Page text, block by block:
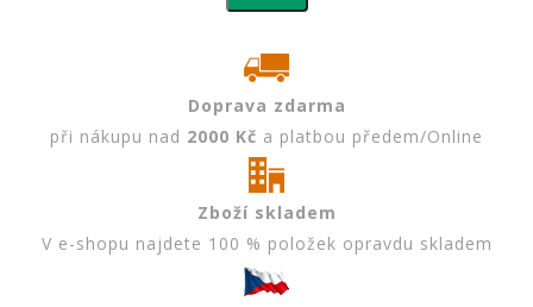
Doprava zdarma
při nákupu nad 2000 Kč a platbou předem/Online
Zboží skladem
V e-shopu najdete 100 % položek opravdu skladem